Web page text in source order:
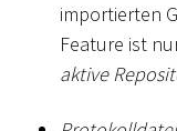
importierten
Feature ist
aktive